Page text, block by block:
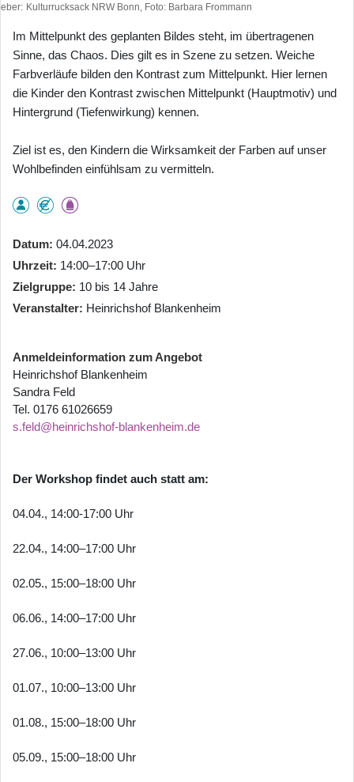
Kulturrucksack NRW Bonn, Foto: Barbara Frommann
Im Mittelpunkt des geplanten Bildes steht, im übertragenen
Sinne, das Chaos. Dies gilt es in Szene zu setzen. Weiche
Farbverläufe bilden den Kontrast zum Mittelpunkt. Hier lernen
die Kinder den Kontrast zwischen Mittelpunkt (Hauptmotiv) und
Hintergrund (Tiefenwirkung) kennen.
Ziel ist es, den Kindern die Wirksamkeit der Farben auf unser
Wohlbefinden einfühlsam zu vermitteln.
Datum 04.04.2023
Uhrzeit 14:00–17:00 Uhr
Zielgruppe 10 bis 14 Jahre
Veranstalter Heinrichshof Blankenheim
Anmeldeinformation zum Angebot
Heinrichshof Blankenheim
Sandra Feld
Tel. 0176 61026659
s.feld@heinrichshof-blankenheim.de
Der Workshop findet auch statt am:
04.04., 14:00-17:00 Uhr
22.04., 14:00–17:00 Uhr
02.05., 15:00–18:00 Uhr
06.06., 14:00–17:00 Uhr
27.06., 10:00–13:00 Uhr
01.07., 10:00–13:00 Uhr
01.08., 15:00–18:00 Uhr
05.09., 15:00–18:00 Uhr